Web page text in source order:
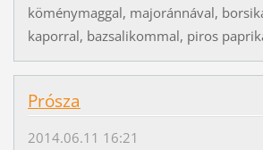
köménymaggal, majoránnával,
kaporral, bazsalikommal, piros
Prósza
2014.06.11 16:21